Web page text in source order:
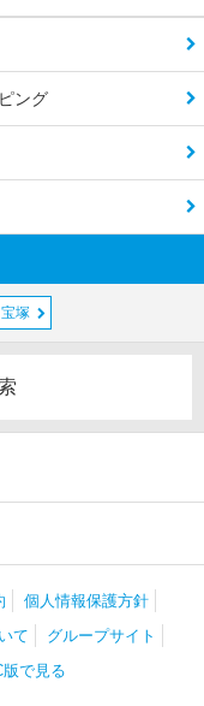
ング
宝塚
個人情報保護方針
て
グループサイト
版で見る